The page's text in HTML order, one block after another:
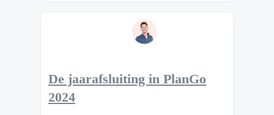
De jaarafsluiting in PlanGo
2024